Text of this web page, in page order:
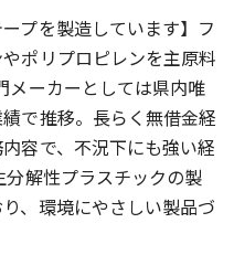
プを製造しています】フ
ポリプロピレンを主原料
メーカーとしては県内唯
で推移。長らく無借金経
容で、不況下にも強い経
解性プラスチックの製
、環境にやさしい製品づ